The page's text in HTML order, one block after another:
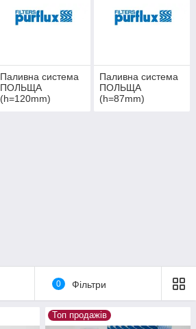
Паливна система
ПОЛЬЩА
(h=120mm)
Паливна система
ПОЛЬЩА
(h=87mm)
0 Фільтри
Топ продажів